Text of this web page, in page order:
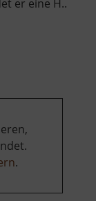
er eine H..
.